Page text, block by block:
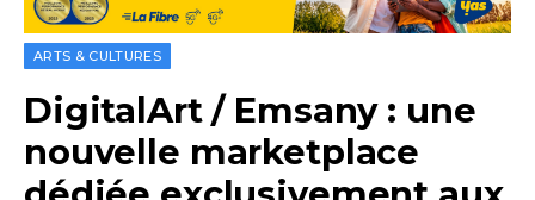
ARTS & CULTURES
DigitalArt / Emsany : une
nouvelle marketplace